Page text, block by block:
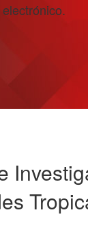
electrónico.